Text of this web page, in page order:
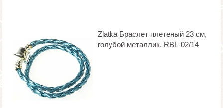
Zlatka Браслет плетеный 23 см,
голубой металлик. RBL-02/14